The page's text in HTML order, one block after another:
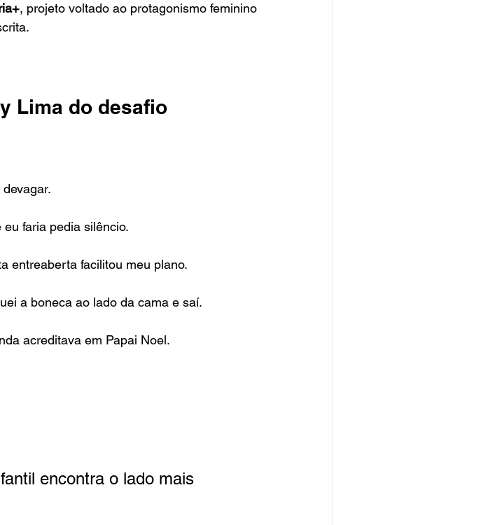
, projeto voltado ao protagonismo feminino
Lima do desafio
eu faria pedia silêncio.
entreaberta facilitou meu plano.
a boneca ao lado da cama e saí.
acreditava em Papai Noel.
encontra o lado mais